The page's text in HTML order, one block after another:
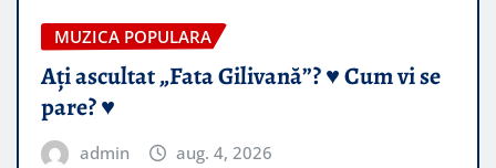
MUZICA POPULARA
Ați ascultat „Fata Gilivană”? ♥️ Cum vi se
pare? ♥️
admin aug. 4, 2026